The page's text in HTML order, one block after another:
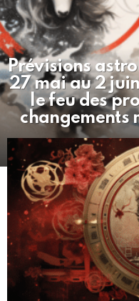
Prévisions
27 mai au 2
le feu des
changements